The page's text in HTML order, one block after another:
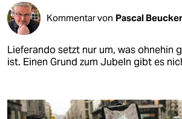
Kommentar von Pascal Beucker
Lieferando setzt nur um, was ohnehin
ist. Einen Grund zum Jubeln gibt es